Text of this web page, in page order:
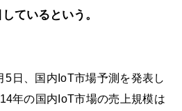
ているという。
5日、国内IoT市場予測を発表し
年の国内IoT市場の売上規模は